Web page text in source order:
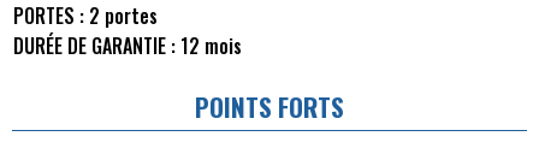
PORTES : 2 portes
DURÉE DE GARANTIE : 12 mois
POINTS FORTS